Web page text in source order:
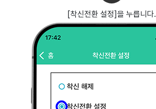
[착신전환 설정]을 누릅니다.